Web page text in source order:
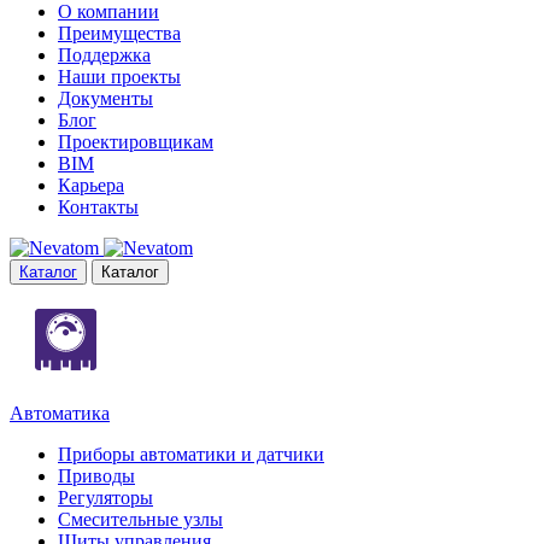
О компании
Преимущества
Поддержка
Наши проекты
Документы
Блог
Проектировщикам
BIM
Карьера
Контакты
Каталог Каталог
Автоматика
Приборы автоматики и датчики
Приводы
Регуляторы
Смесительные узлы